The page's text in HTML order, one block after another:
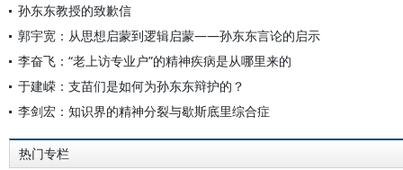
孙东东教授的致歉信
郭宇宽：从思想启蒙到逻辑启蒙——孙东东言论的启示
李奋飞：“老上访专业户”的精神疾病是从哪里来的
于建嵘：支苗们是如何为孙东东辩护的？
李剑宏：知识界的精神分裂与歇斯底里综合症
热门专栏